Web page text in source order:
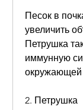
Песок в
увеличить
Петрушка
иммунную
окружающей
2. Петрушка